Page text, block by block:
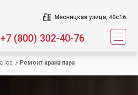
Мясницкая улица, 40с16
+7 (800) 302-40-76
lcd / Ремонт крана пара